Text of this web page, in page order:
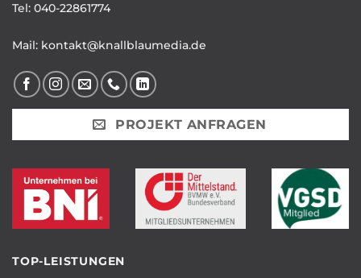
Tel: 040-22861774
Mail: kontakt@knallblaumedia.de
PROJEKT ANFRAGEN
TOP-LEISTUNGEN